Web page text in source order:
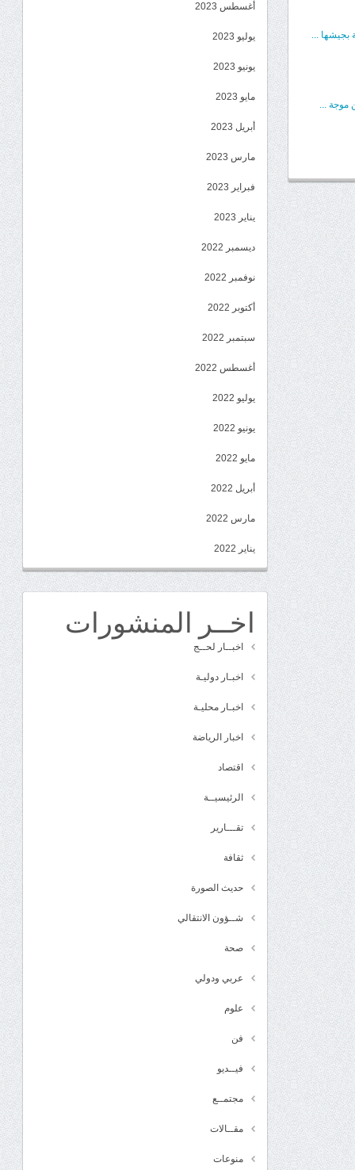
بجيشها ...
موجة ...
أغسطس 2023
يوليو 2023
يونيو 2023
مايو 2023
أبريل 2023
مارس 2023
فبراير 2023
يناير 2023
ديسمبر 2022
نوفمبر 2022
أكتوبر 2022
سبتمبر 2022
أغسطس 2022
يوليو 2022
يونيو 2022
مايو 2022
أبريل 2022
مارس 2022
يناير 2022
اخــر المنشورات
اخبــار لحــج
اخبـار دوليـة
اخبـار محليـة
اخبار الرياضة
اقتصاد
الرئيسيــة
تقـــارير
ثقافة
حديث الصورة
شــؤون الانتقالي
صحة
عربي ودولي
علوم
فن
فيــديو
مجتمــع
مقــالات
منوعات